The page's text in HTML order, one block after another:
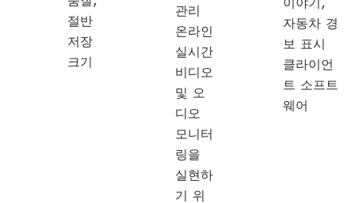
절반
저장
크기
관리
온라인
실시간
비디오
및 오
디오
모니터
링을
실현하
기 위
자동차 경
보 표시
클라이언
트 소프트
웨어